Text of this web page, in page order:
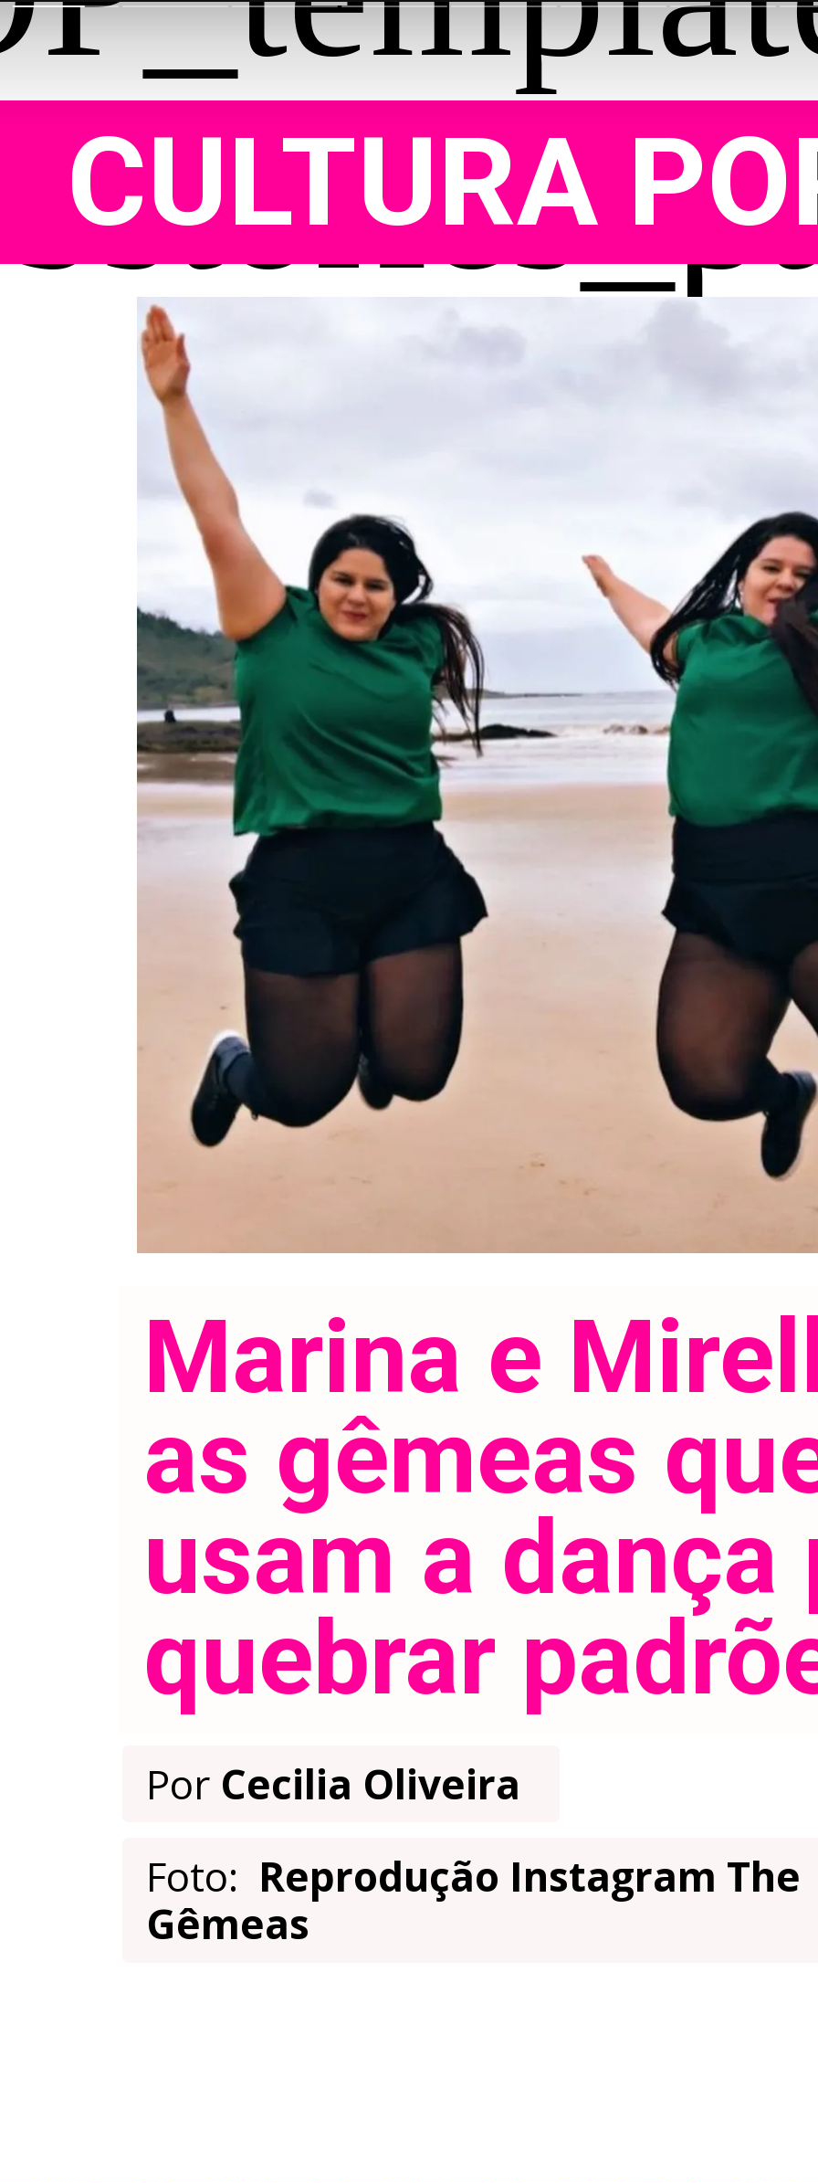
CULTURA
Marina e
as gêmeas
usam a dança
quebrar
Por Cecilia Oliveira
Foto: Reprodução Instagram The
Gêmeas